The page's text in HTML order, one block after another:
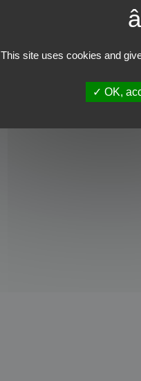
This site uses cookies and
OK,